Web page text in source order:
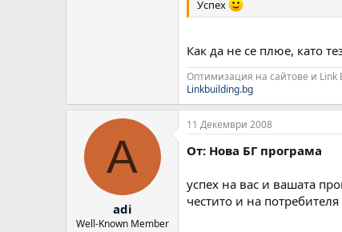
Успех
Как да не се плюе, като
Оптимизация на сайтове и Link
Linkbuilding.bg
A
adi
Well-Known Member
11 Декември 2008
От: Нова БГ програма
успех на вас и вашата
честито и на